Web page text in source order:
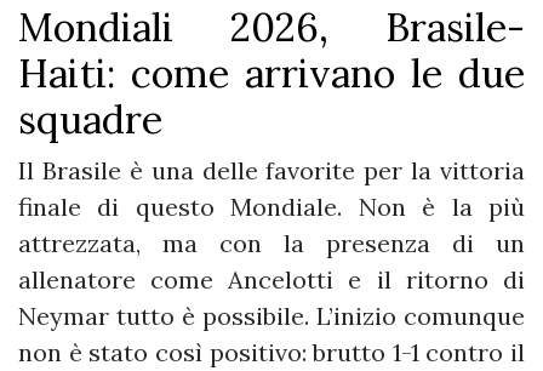
Mondiali 2026, Brasile-
Haiti: come arrivano le due
squadre
Il Brasile è una delle favorite per la vittoria
finale di questo Mondiale. Non è la più
attrezzata, ma con la presenza di un
allenatore come Ancelotti e il ritorno di
Neymar tutto è possibile. L’inizio comunque
non è stato così positivo: brutto 1-1 contro il